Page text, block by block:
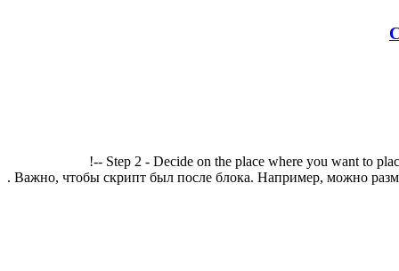
!-- Step 2 - Decide on the place where you want to
. Важно, чтобы скрипт был после блока. Например, можно